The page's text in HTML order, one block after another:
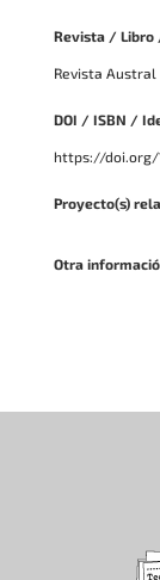
Revista / Libro
Revista Austral
DOI / ISBN /
https://doi.org/
Proyecto(s)
Otra